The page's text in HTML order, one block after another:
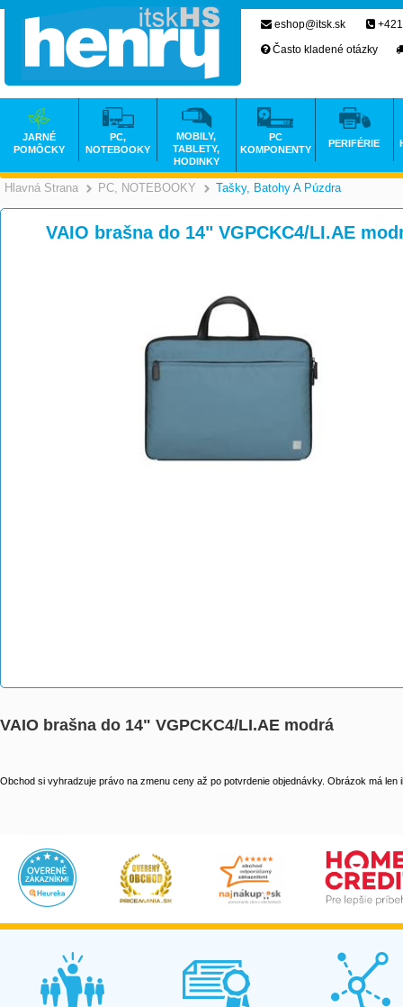
Hlavná Strana >
PC, NOTEBOOKY >
Tašky, Batohy A Púzdra
VAIO brašna do 14" VGPCKC4/LI.AE
VAIO brašna do 14" VGPCKC4/LI.AE modrá
Obchod si vyhradzuje právo na zmenu ceny až po potvrdenie objednávky. Obrázok má len
eshop@itsk.sk
Často kladené otázky
JARNÉ
POMÔCKY
PC,
NOTEBOOKY
MOBILY,
TABLETY,
HODINKY
PC
KOMPONENTY
PERIFÉRIE